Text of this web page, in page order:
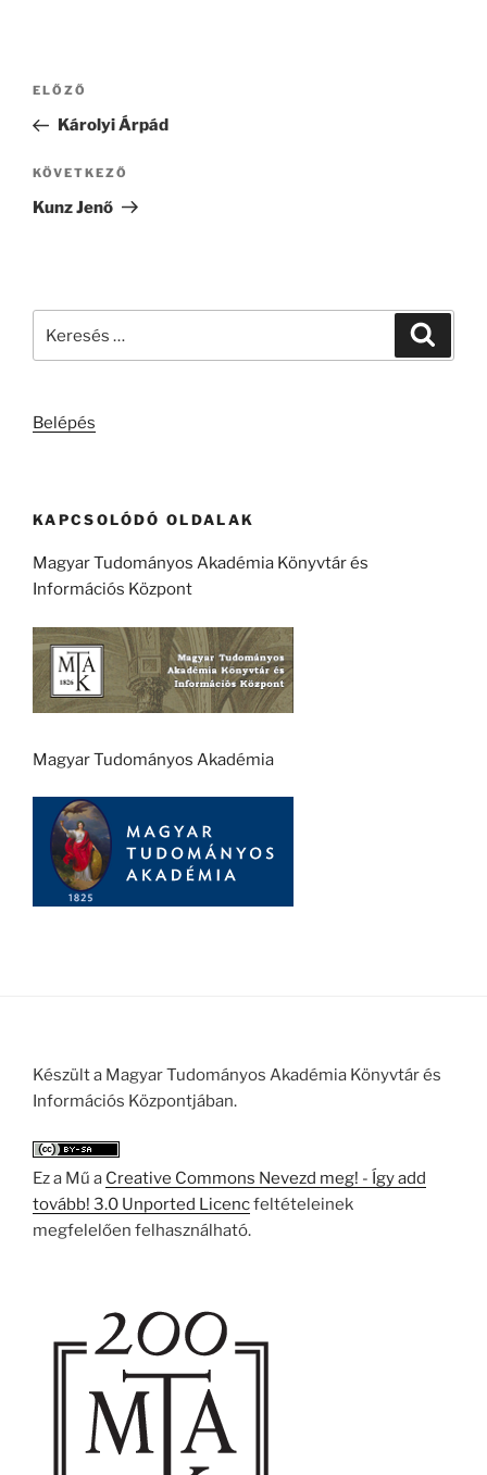
Bejegyzés
navigáció
Korábbi
bejegyzés
ELŐZŐ
Károlyi Árpád
Következő
bejegyzés
KÖVETKEZŐ
Kunz Jenő
Belépés
KAPCSOLÓDÓ OLDALAK
Magyar Tudományos Akadémia Könyvtár és
Információs Központ
Magyar Tudományos Akadémia
Készült a Magyar Tudományos Akadémia Könyvtár és
Információs Központjában.
Ez a Mű a Creative Commons Nevezd meg! - Így add
tovább! 3.0 Unported Licencfeltételeinek
megfelelően felhasználható.